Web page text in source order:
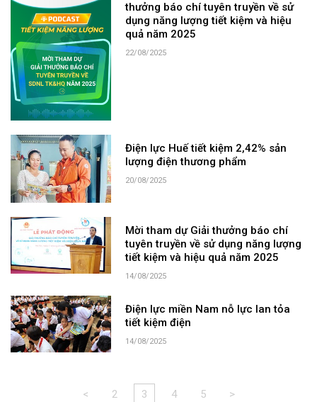
thưởng báo chí tuyên truyền về sử
dụng năng lượng tiết kiệm và hiệu
quả năm 2025
22/08/2025
Điện lực Huế tiết kiệm 2,42% sản
lượng điện thương phẩm
20/08/2025
Mời tham dự Giải thưởng báo chí
tuyên truyền về sử dụng năng lượng
tiết kiệm và hiệu quả năm 2025
14/08/2025
Điện lực miền Nam nỗ lực lan tỏa
tiết kiệm điện
14/08/2025
< 2 3 4 5 >